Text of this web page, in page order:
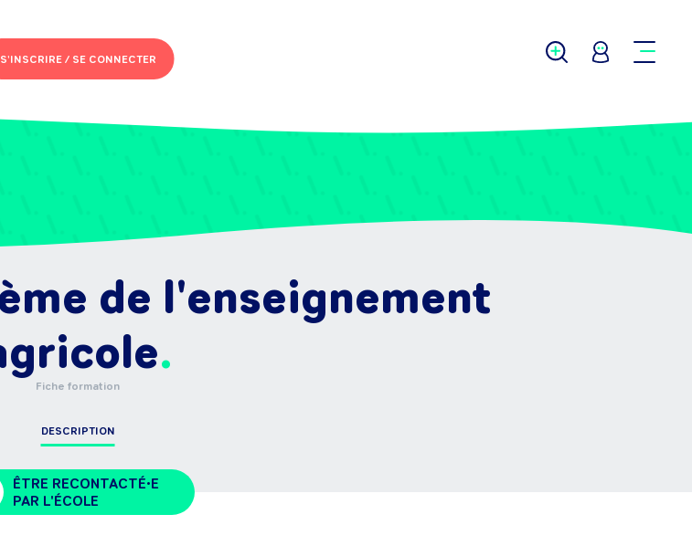
S'INSCRIRE /SE CONNECTER
de l'enseignement
Fiche formation
DESCRIPTION
ÊTRE RECONTACTÉ•E
PAR L'ÉCOLE